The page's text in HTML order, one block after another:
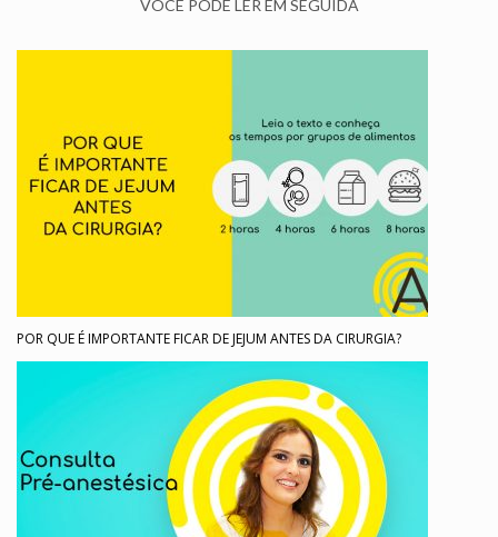
VOCÊ PODE LER EM SEGUIDA
POR QUE É IMPORTANTE FICAR DE JEJUM ANTES DA CIRURGIA?